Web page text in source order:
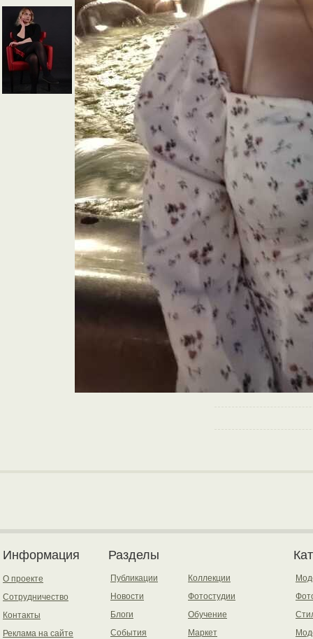
Информация
О проекте
Сотрудничество
Контакты
Реклама на сайте
Разделы
Публикации
Новости
Блоги
События
Коллекции
Фотостудии
Обучение
Маркет